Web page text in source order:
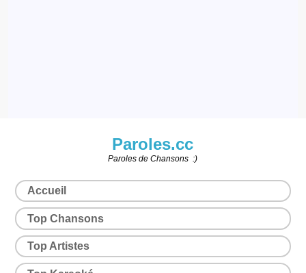
Paroles.cc
Paroles de Chansons :)
Accueil
Top Chansons
Top Artistes